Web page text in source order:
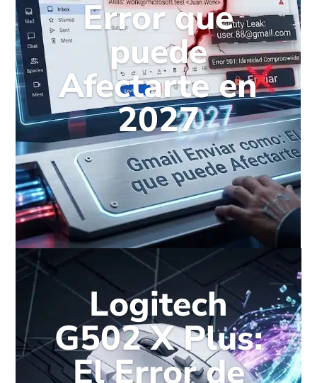
Error que
puede
Afectarte en
2027
Logitech
G502 X Plus:
El Error de